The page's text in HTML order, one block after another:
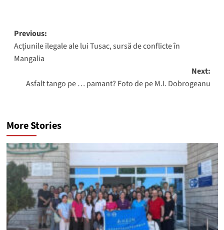
Post
navigation
Previous:
Acţiunile ilegale ale lui Tusac, sursă de conflicte în
Mangalia
Next:
Asfalt tango pe … pamant? Foto de pe M.I. Dobrogeanu
More Stories